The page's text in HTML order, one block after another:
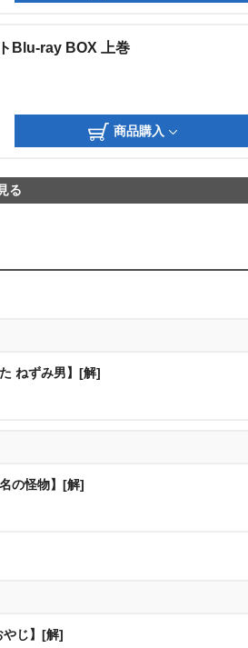
Blu-ray BOX 上巻
商品購入
る
ねずみ男】[解]
の怪物】[解]
やじ】[解]